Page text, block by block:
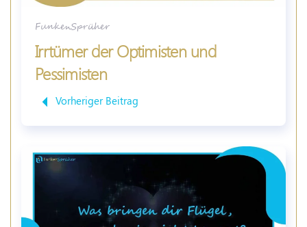
FunkenSprüher
Irrtümer der Optimisten und
Pessimisten
Vorheriger Beitrag